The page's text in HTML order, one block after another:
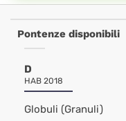
Pontenze disponibili
D
HAB 2018
Globuli (Granuli)